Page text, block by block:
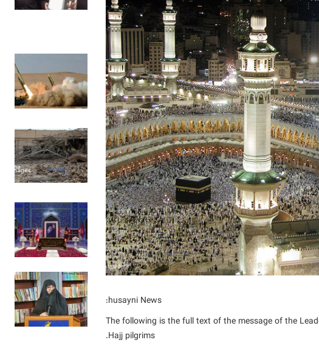
husayni News:
The following is the full text of the message of the
Hajj pilgrims.